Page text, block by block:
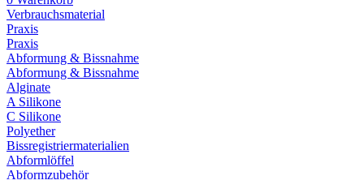
Verbrauchsmaterial
Praxis
Praxis
Abformung & Bissnahme
Abformung & Bissnahme
Alginate
A Silikone
C Silikone
Polyether
Bissregistriermaterialien
Abformlöffel
Abformzubehör